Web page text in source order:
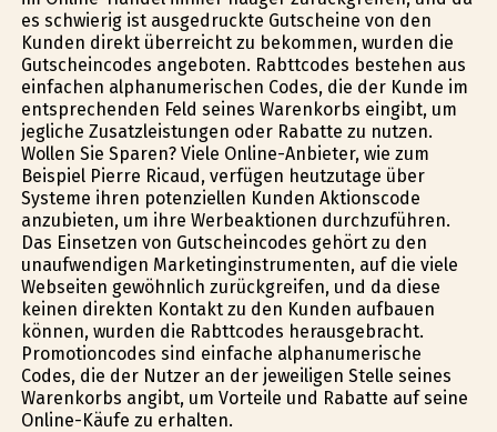
es schwierig ist ausgedruckte Gutscheine von den
Kunden direkt überreicht zu bekommen, wurden die
Gutscheincodes angeboten. Rabttcodes bestehen aus
einfachen alphanumerischen Codes, die der Kunde im
entsprechenden Feld seines Warenkorbs eingibt, um
jegliche Zusatzleistungen oder Rabatte zu nutzen.
Wollen Sie Sparen? Viele Online-Anbieter, wie zum
Beispiel Pierre Ricaud, verfügen heutzutage über
Systeme ihren potenziellen Kunden Aktionscode
anzubieten, um ihre Werbeaktionen durchzuführen.
Das Einsetzen von Gutscheincodes gehört zu den
unaufwendigen Marketinginstrumenten, auf die viele
Webseiten gewöhnlich zurückgreifen, und da diese
keinen direkten Kontakt zu den Kunden aufbauen
können, wurden die Rabttcodes herausgebracht.
Promotioncodes sind einfache alphanumerische
Codes, die der Nutzer an der jeweiligen Stelle seines
Warenkorbs angibt, um Vorteile und Rabatte auf seine
Online-Käufe zu erhalten.